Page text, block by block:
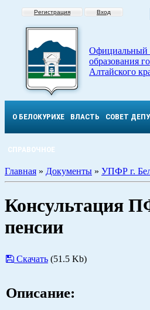
Регистрация Вход
Официальный
образования
Алтайского
О БЕЛОКУРИХЕ ВЛАСТЬ СОВЕТ
СПРАВОЧНОЕ
Главная » Документы » УПФР г.
Консультация
пенсии
Скачать (51.5 Kb)
Описание: